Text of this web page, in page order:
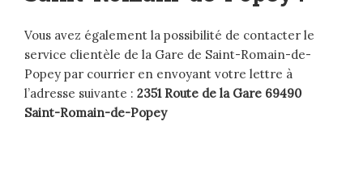
Vous avez également la possibilité de contacter le
service clientèle de la Gare de Saint-Romain-de-
Popey par courrier en envoyant votre lettre à
l’adresse suivante : 2351 Route de la Gare 69490
Saint-Romain-de-Popey